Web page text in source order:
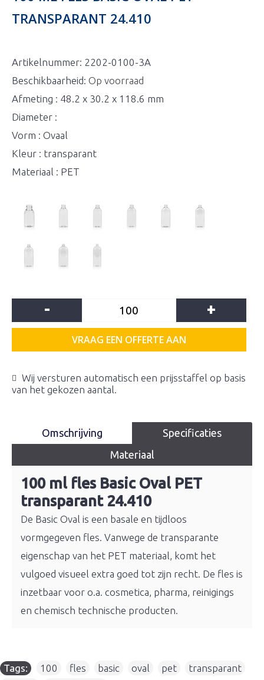
TRANSPARANT 24.410
Artikelnummer: 2202-0100-3A
Beschikbaarheid: Op voorraad
Afmeting : 48.2 x 30.2 x 118.6 mm
Diameter :
Vorm : Ovaal
Kleur : transparant
Materiaal : PET
- +
VRAAG EEN OFFERTE AAN
Wij versturen automatisch een prijsstaffel op basis
van het gekozen aantal.
Omschrijving
Specificaties
Materiaal
100 ml fles Basic Oval PET
transparant 24.410
De Basic Oval is een basale en tijdloos
vormgegeven fles. Vanwege de transparante
eigenschap van het PET materiaal, komt het
vulgoed visueel extra goed tot zijn recht. De fles is
inzetbaar voor o.a. cosmetica, pharma, reinigings
en chemisch technische producten.
Tags: 100 fles basic oval pet transparant